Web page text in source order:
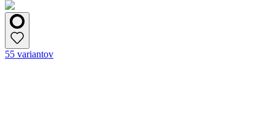
55 variantov